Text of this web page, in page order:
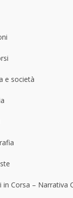
e società
in Corsa – Narrativa